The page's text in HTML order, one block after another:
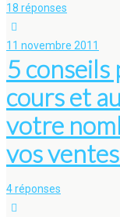
18 réponses
11 novembre 2011
5
cours et
votre
vos
4 réponses